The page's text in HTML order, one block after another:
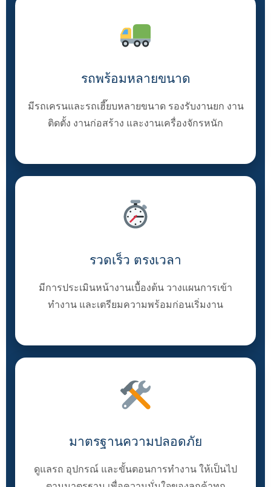
รถพร้อมหลายขนาด
มีรถเครนและรถเฮี๊ยบหลายขนาด รองรับงานยก งาน
ติดตั้ง งานก่อสร้าง และงานเครื่องจักรหนัก
รวดเร็ว ตรงเวลา
มีการประเมินหน้างานเบื้องต้น วางแผนการเข้า
ทำงาน และเตรียมความพร้อมก่อนเริ่มงาน
มาตรฐานความปลอดภัย
ดูแลรถ อุปกรณ์ และขั้นตอนการทำงาน ให้เป็นไป